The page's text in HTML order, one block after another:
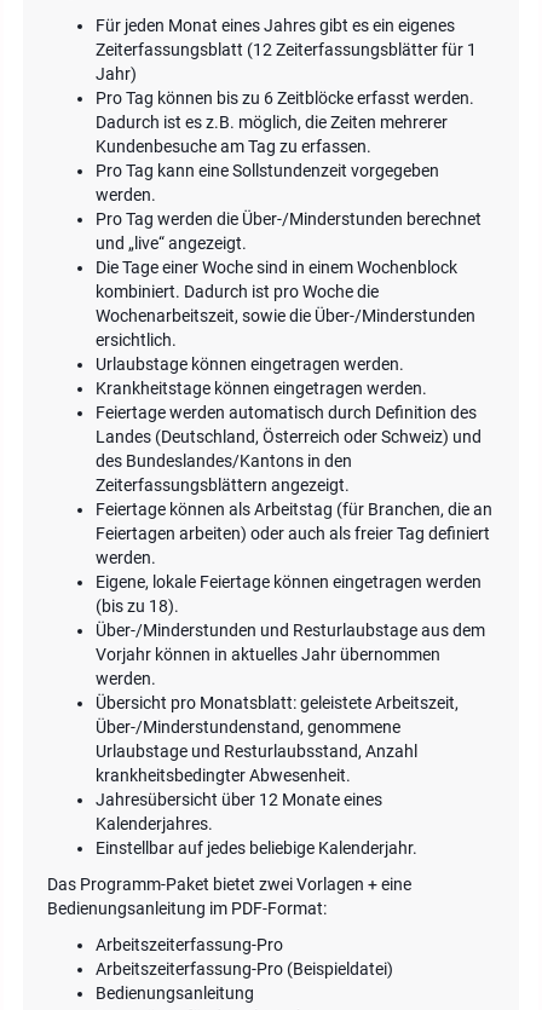
Für jeden Monat eines Jahres gibt es ein eigenes
Zeiterfassungsblatt (12 Zeiterfassungsblätter für 1
Jahr)
Pro Tag können bis zu 6 Zeitblöcke erfasst werden.
Dadurch ist es z.B. möglich, die Zeiten mehrerer
Kundenbesuche am Tag zu erfassen.
Pro Tag kann eine Sollstundenzeit vorgegeben
werden.
Pro Tag werden die Über-/Minderstunden berechnet
und „live“ angezeigt.
Die Tage einer Woche sind in einem Wochenblock
kombiniert. Dadurch ist pro Woche die
Wochenarbeitszeit, sowie die Über-/Minderstunden
ersichtlich.
Urlaubstage können eingetragen werden.
Krankheitstage können eingetragen werden.
Feiertage werden automatisch durch Definition des
Landes (Deutschland, Österreich oder Schweiz) und
des Bundeslandes/Kantons in den
Zeiterfassungsblättern angezeigt.
Feiertage können als Arbeitstag (für Branchen, die an
Feiertagen arbeiten) oder auch als freier Tag definiert
werden.
Eigene, lokale Feiertage können eingetragen werden
(bis zu 18).
Über-/Minderstunden und Resturlaubstage aus dem
Vorjahr können in aktuelles Jahr übernommen
werden.
Übersicht pro Monatsblatt: geleistete Arbeitszeit,
Über-/Minderstundenstand, genommene
Urlaubstage und Resturlaubsstand, Anzahl
krankheitsbedingter Abwesenheit.
Jahresübersicht über 12 Monate eines
Kalenderjahres.
Einstellbar auf jedes beliebige Kalenderjahr.
Das Programm-Paket bietet zwei Vorlagen + eine
Bedienungsanleitung im PDF-Format:
Arbeitszeiterfassung-Pro
Arbeitszeiterfassung-Pro (Beispieldatei)
Bedienungsanleitung